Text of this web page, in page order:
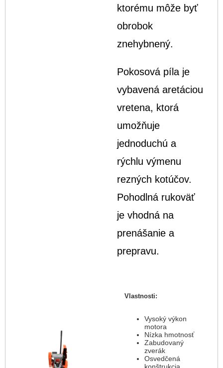
ktorému môže byť
obrobok
znehybnený.
Pokosová píla je
vybavená aretáciou
vretena, ktorá
umožňuje
jednoduchú a
rýchlu výmenu
rezných kotúčov.
Pohodlná rukoväť
je vhodná na
prenášanie a
prepravu.
Vlastnosti:
Vysoký výkon
motora
Nízka hmotnosť
Zabudovaný
zverák
Osvedčená